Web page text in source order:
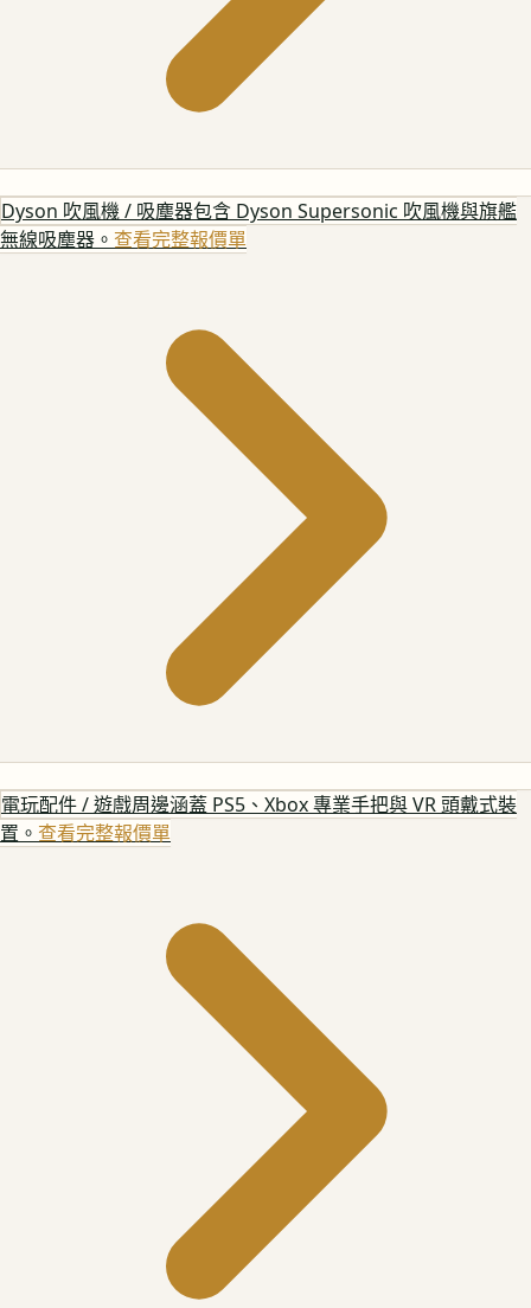
Dyson 吹風機 / 吸塵器包含 Dyson Supersonic 吹風機與旗艦
無線吸塵器。 查看完整報價單
電玩配件 / 遊戲周邊涵蓋 PS5、Xbox 專業手把與 VR 頭戴式裝
置。 查看完整報價單